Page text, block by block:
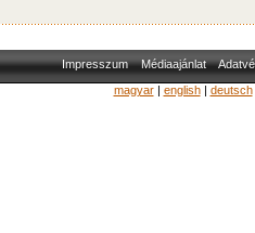
Impresszum Médiaajánlat
magyar| english| deutsch